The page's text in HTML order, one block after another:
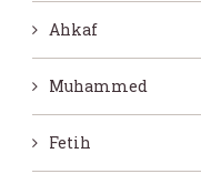
Ahkaf
Muhammed
Fetih